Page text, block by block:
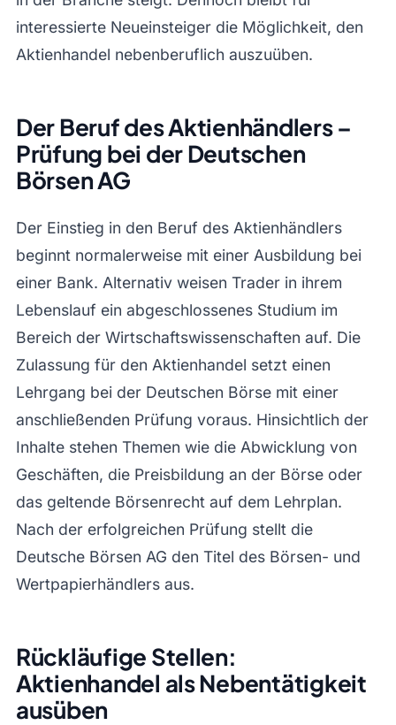
interessierte Neueinsteiger die Möglichkeit, den
Aktienhandel nebenberuflich auszuüben.
Der Beruf des Aktienhändlers –
Prüfung bei der Deutschen
Börsen AG
Der Einstieg in den Beruf des Aktienhändlers
beginnt normalerweise mit einer Ausbildung bei
einer Bank. Alternativ weisen Trader in ihrem
Lebenslauf ein abgeschlossenes Studium im
Bereich der Wirtschaftswissenschaften auf. Die
Zulassung für den Aktienhandel setzt einen
Lehrgang bei der Deutschen Börse mit einer
anschließenden Prüfung voraus. Hinsichtlich der
Inhalte stehen Themen wie die Abwicklung von
Geschäften, die Preisbildung an der Börse oder
das geltende Börsenrecht auf dem Lehrplan.
Nach der erfolgreichen Prüfung stellt die
Deutsche Börsen AG den Titel des Börsen- und
Wertpapierhändlers aus.
Rückläufige Stellen:
Aktienhandel als Nebentätigkeit
ausüben